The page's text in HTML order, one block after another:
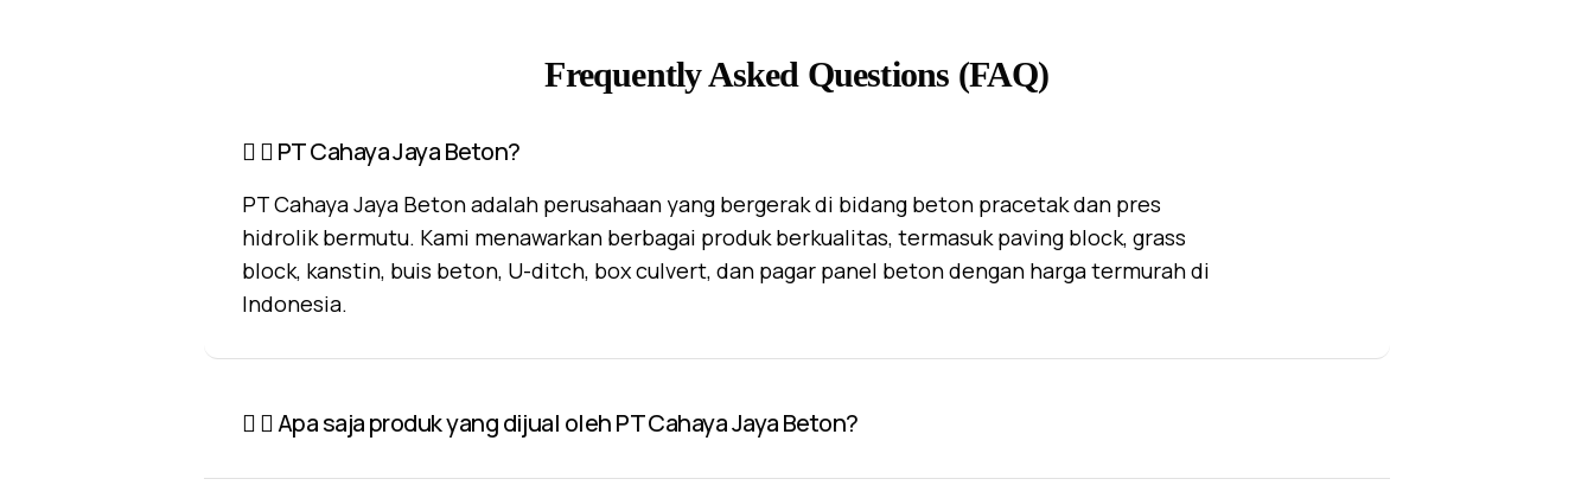
Frequently Asked Questions (FAQ)
PT Cahaya Jaya Beton?
PT Cahaya Jaya Beton adalah perusahaan yang bergerak di bidang beton pracetak dan pres
hidrolik bermutu. Kami menawarkan berbagai produk berkualitas, termasuk paving block, grass
block, kanstin, buis beton, U-ditch, box culvert, dan pagar panel beton dengan harga termurah di
Indonesia.
Apa saja produk yang dijual oleh PT Cahaya Jaya Beton?